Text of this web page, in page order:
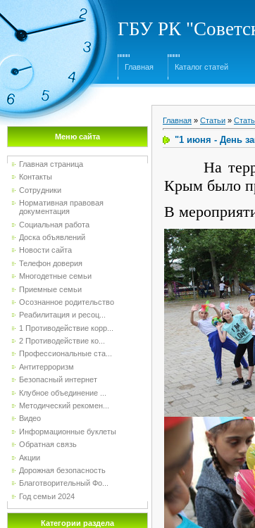
ГБУ РК
Главная Каталог статей
Меню сайта
Главная страница
Контакты
Сотрудники
Нормативная правовая
документация
Социальная работа
Доска объявлений
Новости сайта
Телефон доверия
Многодетные семьи
Приемные семьи
Осознанное родительство
Реабилитация и ресоц...
1 Противодействие корр...
2 Противодействие ко...
Профессиональные ста...
Антитерроризм
Безопасный интернет
Клубное объединение ...
Методический рекомен...
Видео
Информационные буклеты
Обратная связь
Акции
Дорожная безопасность
Благотворительный Фо...
Год семьи 2024
Категории раздела
Главная » Статьи »
"1 июня - День
На
Крым было
В